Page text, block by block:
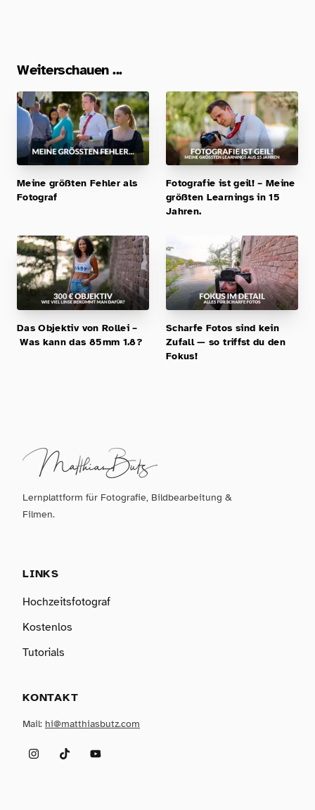
Weiterschauen ...
Meine größten Fehler als
Fotograf
Fotografie ist geil! – Meine
größten Learnings in 15
Jahren.
Das Objektiv von Rollei –
Was kann das 85mm 1.8?
Scharfe Fotos sind kein
Zufall — so triffst du den
Fokus!
Lernplattform für Fotografie, Bildbearbeitung &
Filmen.
LINKS
Hochzeitsfotograf
Kostenlos
Tutorials
KONTAKT
Mail: hi@matthiasbutz.com
InstagramTikTokYouTube